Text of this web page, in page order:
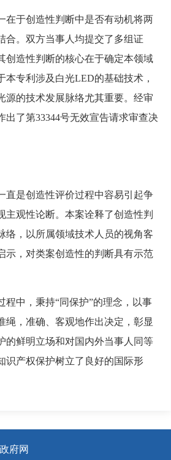
于创造性判断中是否有动机将两
合。双方当事人均提交了多组证
创造性判断的核心在于确定本领域
本专利涉及白光LED的基础技术，
源的技术发展脉络尤其重要。经审
出了第33344号无效宣告请求审查决
是创造性评价过程中容易引起争
主观性论断。本案诠释了创造性判
络，以所属领域技术人员的视角客
示，对类案创造性的判断具有示范
中，秉持“同保护”的理念，以事
绳，准确、客观地作出决定，彰显
的鲜明立场和对国内外当事人同等
识产权保护树立了良好的国际形
府网